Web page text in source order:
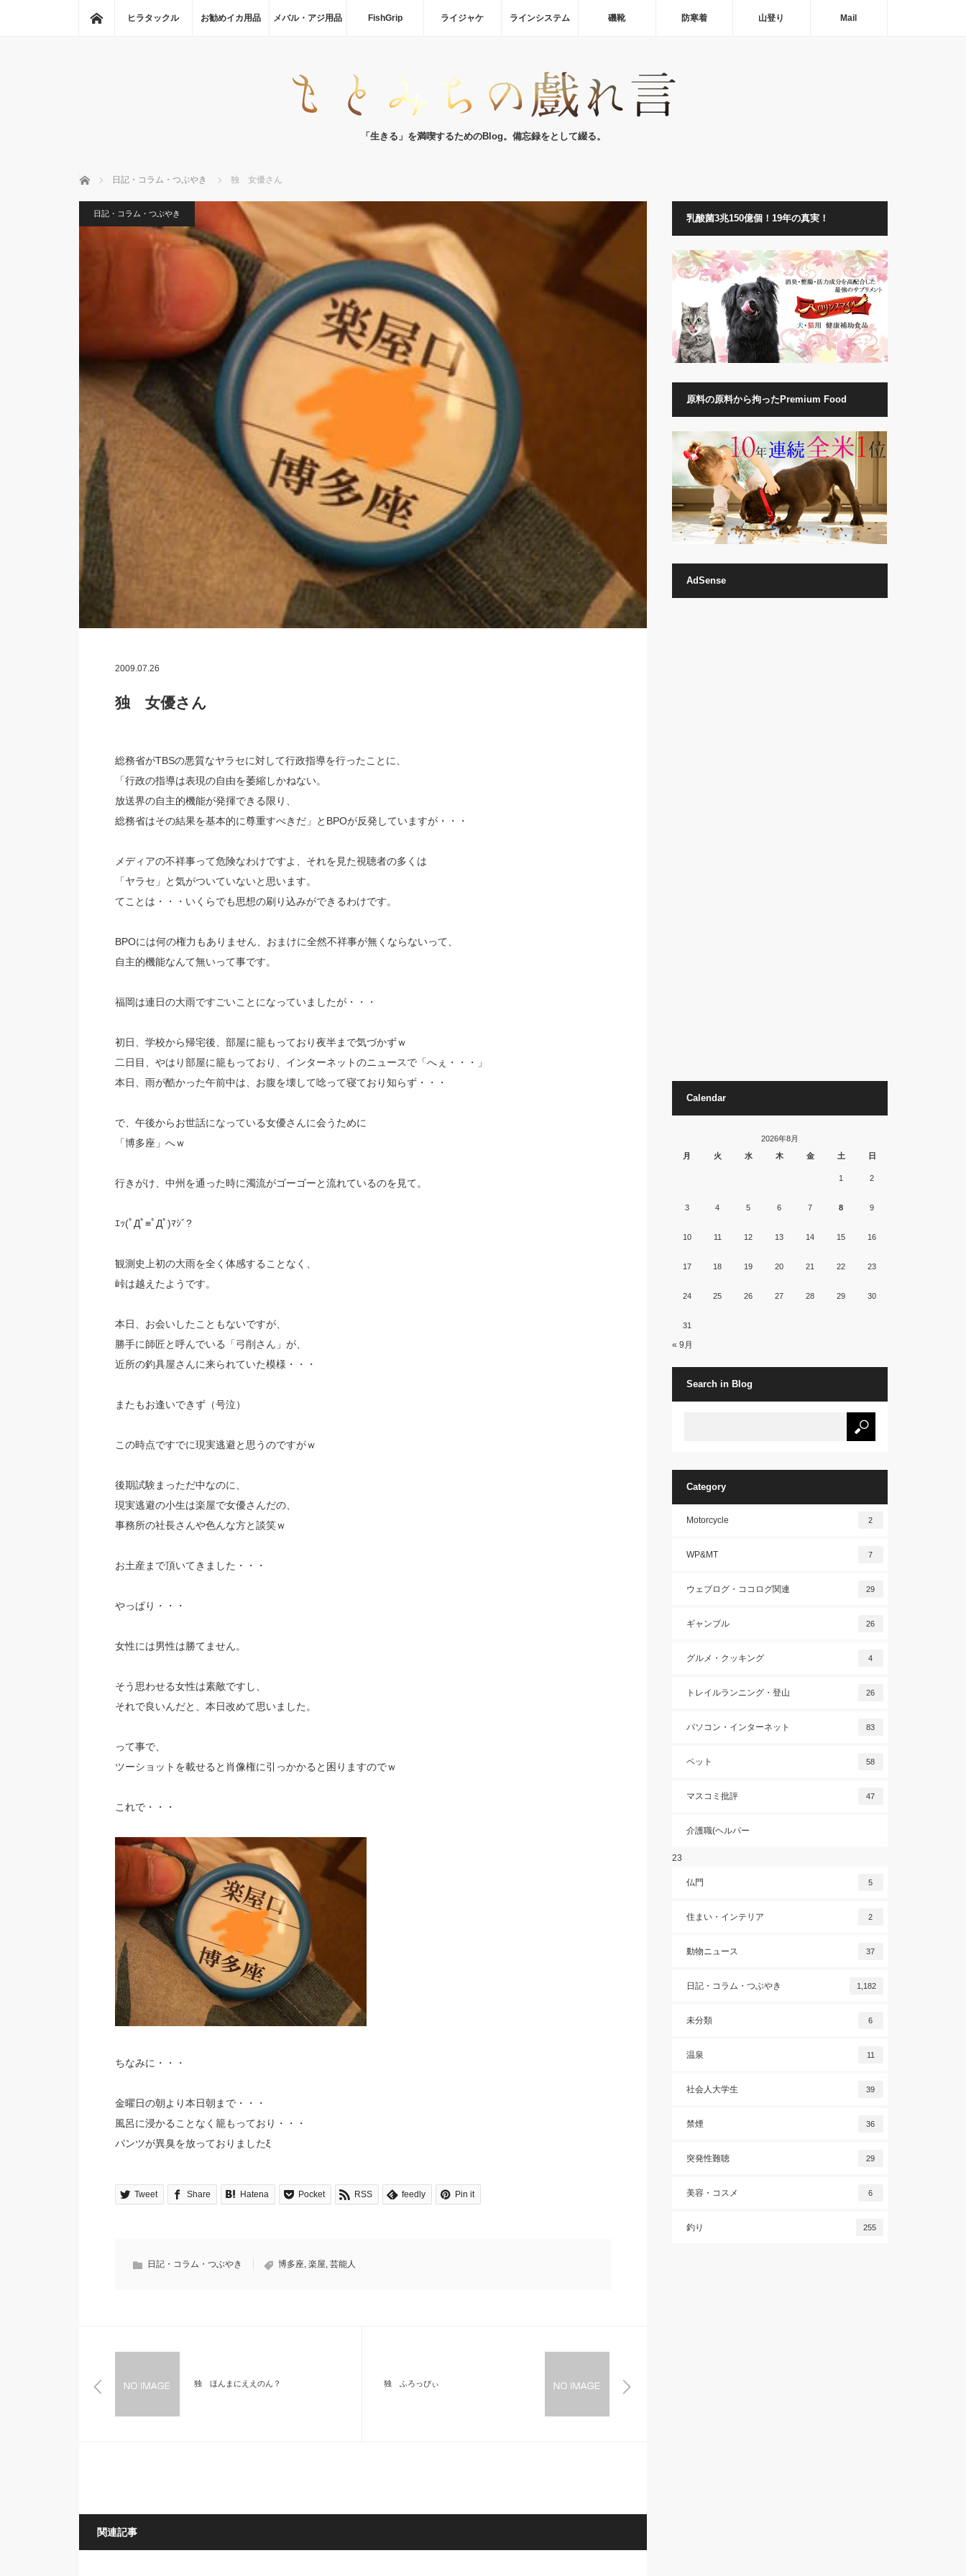
ホーム
ヒラタックル お勧めイカ用品 メバル・アジ用品 FishGrip ライジャケ ラインシステム 磯靴 防寒着 山登り Mail
「生きる」を満喫するためのBlog。備忘録をとして綴る。
ホーム 日記・コラム・つぶやき 独 女優さん
日記・コラム・つぶやき
2009.07.26
独 女優さん
総務省がTBSの悪質なヤラセに対して行政指導を行ったことに、
「行政の指導は表現の自由を萎縮しかねない。
放送界の自主的機能が発揮できる限り、
総務省はその結果を基本的に尊重すべきだ」とBPOが反発していますが・・・
メディアの不祥事って危険なわけですよ、それを見た視聴者の多くは
「ヤラセ」と気がついていないと思います。
てことは・・・いくらでも思想の刷り込みができるわけです。
BPOには何の権力もありません、おまけに全然不祥事が無くならないって、
自主的機能なんて無いって事です。
福岡は連日の大雨ですごいことになっていましたが・・・
初日、学校から帰宅後、部屋に籠もっており夜半まで気づかずｗ
二日目、やはり部屋に籠もっており、インターネットのニュースで「へぇ・・・」
本日、雨が酷かった午前中は、お腹を壊して唸って寝ており知らず・・・
で、午後からお世話になっている女優さんに会うために
「博多座」へｗ
行きがけ、中州を通った時に濁流がゴーゴーと流れているのを見て。
ｴｯ(ﾟДﾟ≡ﾟДﾟ)ﾏｼﾞ?
観測史上初の大雨を全く体感することなく、
峠は越えたようです。
本日、お会いしたこともないですが、
勝手に師匠と呼んでいる「弓削さん」が、
近所の釣具屋さんに来られていた模様・・・
またもお逢いできず（号泣）
この時点ですでに現実逃避と思うのですがｗ
後期試験まっただ中なのに、
現実逃避の小生は楽屋で女優さんだの、
事務所の社長さんや色んな方と談笑ｗ
お土産まで頂いてきました・・・
やっぱり・・・
女性には男性は勝てません。
そう思わせる女性は素敵ですし、
それで良いんだと、本日改めて思いました。
って事で、
ツーショットを載せると肖像権に引っかかると困りますのでｗ
これで・・・
ちなみに・・・
金曜日の朝より本日朝まで・・・
風呂に浸かることなく籠もっており・・・
パンツが異臭を放っておりましたξ
Tweet Share Hatena Pocket RSS feedly Pin it
日記・コラム・つぶやき 博多座, 楽屋 芸能人
独 ほんまにええのん？ 独 ふろっぴぃ
関連記事
乳酸菌3兆150億個！19年の真実！
原料の原料から拘ったPremium Food
AdSense
Calendar
2026年8月
月
火 水 木 金 土 日
1 2
3 4 5 6 7 8 9
10 11 12 13 14 15 16
17 18 19 20 21 22 23
24 25 26 27 28 29 30
31
« 9月
Search in Blog
Category
Motorcycle 2
WP&MT 7
ウェブログ・ココログ関連 29
ギャンブル 26
グルメ・クッキング 4
トレイルランニング・登山 26
パソコン・インターネット 83
ペット 58
マスコミ批評 47
介護職(ヘルパー
23
仏門 5
住まい・インテリア 2
動物ニュース 37
日記・コラム・つぶやき 1,182
未分類 6
温泉 11
社会人大学生 39
禁煙 36
突発性難聴 29
美容・コスメ 6
釣り 255